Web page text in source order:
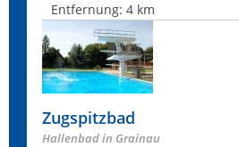
Entfernung: 4 km
Zugspitzbad
Hallenbad in Grainau